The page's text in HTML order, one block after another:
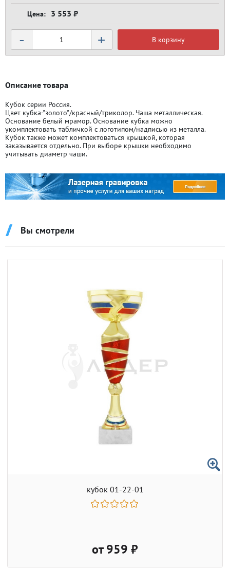
3 553 ₽
- + В корзину
Описание товара
Кубок серии Россия.
Цвет кубка-"золото"/красный/триколор. Чаша металлическая.
Основание белый мрамор. Основание кубка можно
укомплектовать табличкой с логотипом/надписью из металла.
Кубок также может комплектоваться крышкой, которая
заказывается отдельно. При выборе крышки необходимо
учитывать диаметр чаши.
Вы смотрели
кубок 01-22-01
от 959 ₽